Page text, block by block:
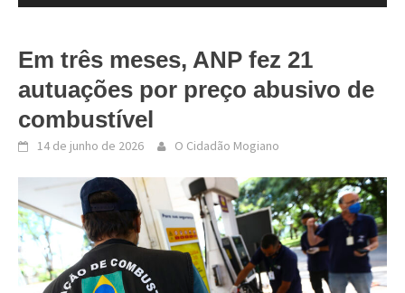
Em três meses, ANP fez 21
autuações por preço abusivo de
combustível
14 de junho de 2026 O Cidadão Mogiano